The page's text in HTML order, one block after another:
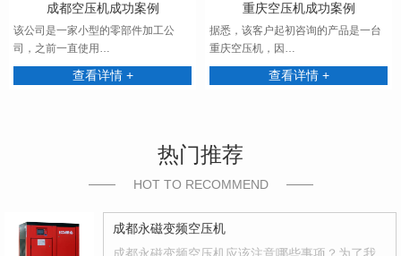
成都空压机成功案例
该公司是一家小型的零部件加工公
司，之前一直使用…
查看详情 +
重庆空压机成功案例
据悉，该客户起初咨询的产品是一台
重庆空压机，因…
查看详情 +
热门推荐
HOT TO RECOMMEND
成都永磁变频空压机